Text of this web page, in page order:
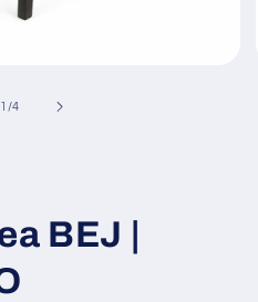
1 /din
4
BEJ |